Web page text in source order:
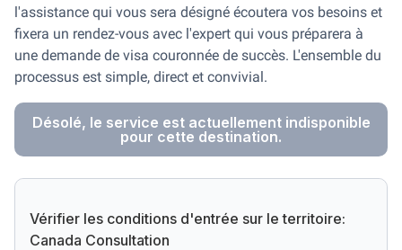
l'assistance qui vous sera désigné écoutera vos besoins et
fixera un rendez-vous avec l'expert qui vous préparera à
une demande de visa couronnée de succès. L'ensemble du
processus est simple, direct et convivial.
Désolé, le service est actuellement indisponible
pour cette destination.
Vérifier les conditions d'entrée sur le territoire:
Canada Consultation